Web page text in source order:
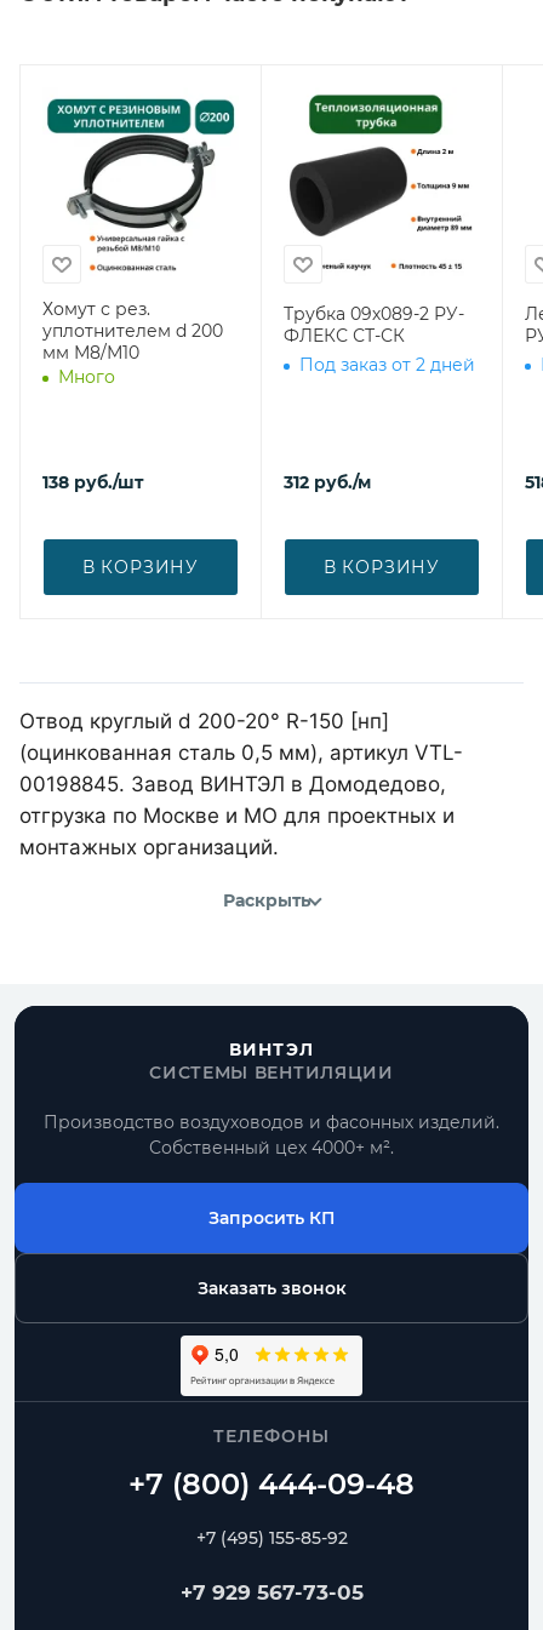
Хомут с рез.
уплотнителем d 200
мм М8/М10
Много
138 руб./шт
В КОРЗИНУ
Трубка 09х089-2 РУ-
ФЛЕКС СТ-СК
Под заказ от 2 дней
312 руб./м
В КОРЗИНУ
Отвод круглый d 200-20° R-150 [нп]
(оцинкованная сталь 0,5 мм), артикул VTL-
00198845. Завод ВИНТЭЛ в Домодедово,
отгрузка по Москве и МО для проектных и
монтажных организаций.
Раскрыть
ВИНТЭЛ
СИСТЕМЫ ВЕНТИЛЯЦИИ
Производство воздуховодов и фасонных изделий.
Собственный цех 4000+ м².
Запросить КП
Заказать звонок
ТЕЛЕФОНЫ
+7 (495) 155-85-92
+7 929 567-73-05